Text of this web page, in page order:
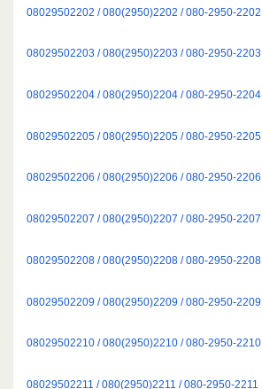
08029502202 / 080(2950)2202 / 080-2950-2202
08029502203 / 080(2950)2203 / 080-2950-2203
08029502204 / 080(2950)2204 / 080-2950-2204
08029502205 / 080(2950)2205 / 080-2950-2205
08029502206 / 080(2950)2206 / 080-2950-2206
08029502207 / 080(2950)2207 / 080-2950-2207
08029502208 / 080(2950)2208 / 080-2950-2208
08029502209 / 080(2950)2209 / 080-2950-2209
08029502210 / 080(2950)2210 / 080-2950-2210
08029502211 / 080(2950)2211 / 080-2950-2211